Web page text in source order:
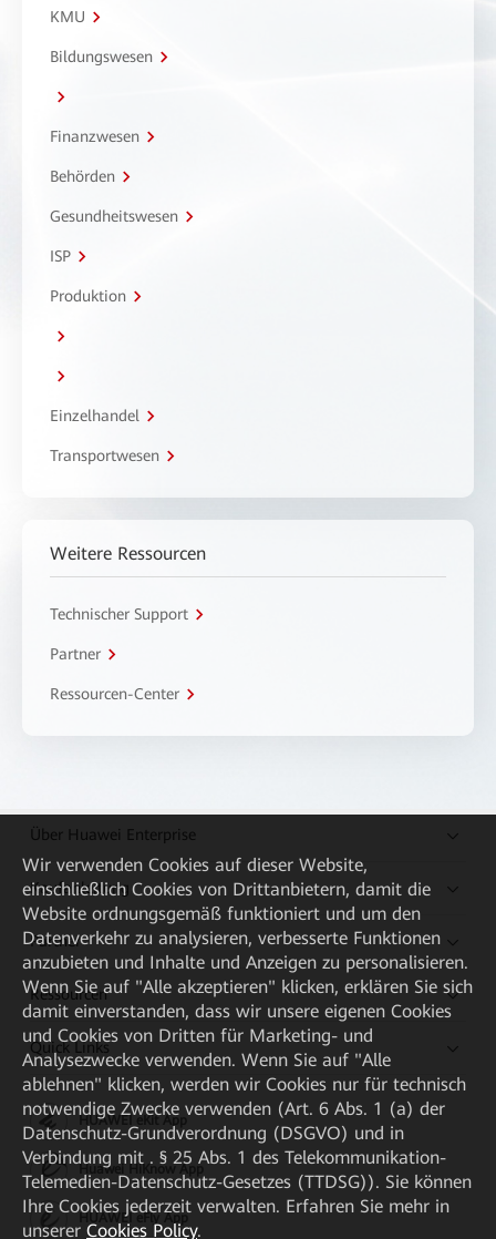
KMU
Bildungswesen
Finanzwesen
Behörden
Gesundheitswesen
ISP
Produktion
Einzelhandel
Transportwesen
Weitere Ressourcen
Technischer Support
Partner
Ressourcen-Center
Über Huawei Enterprise
Kaufanleitung
Partner
Ressourcen
Quick Links
HUAWEI eKit App
Huawei HiKnow App
HUAWEI eFly App
Wir verwenden Cookies auf dieser Website,
einschließlich Cookies von Drittanbietern, damit die
Website ordnungsgemäß funktioniert und um den
Datenverkehr zu analysieren, verbesserte Funktionen
anzubieten und Inhalte und Anzeigen zu personalisieren.
Wenn Sie auf "Alle akzeptieren" klicken, erklären Sie sich
damit einverstanden, dass wir unsere eigenen Cookies
und Cookies von Dritten für Marketing- und
Analysezwecke verwenden. Wenn Sie auf "Alle
ablehnen" klicken, werden wir Cookies nur für technisch
notwendige Zwecke verwenden (Art. 6 Abs. 1 (a) der
Datenschutz-Grundverordnung (DSGVO) und in
Verbindung mit . § 25 Abs. 1 des Telekommunikation-
Telemedien-Datenschutz-Gesetzes (TTDSG)). Sie können
Ihre Cookies jederzeit verwalten. Erfahren Sie mehr in
unserer Cookies Policy.